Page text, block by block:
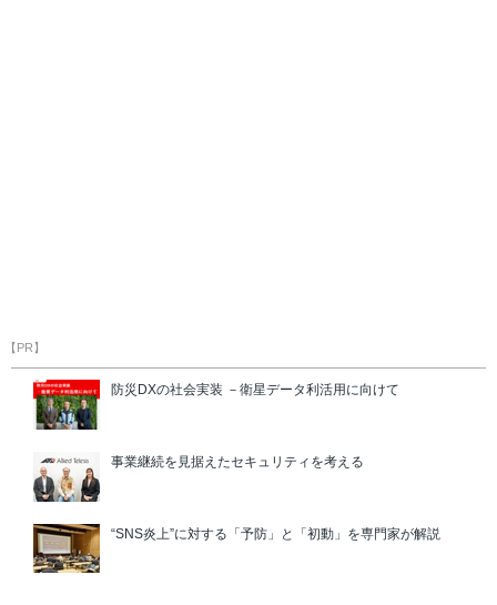
【PR】
防災DXの社会実装 －衛星データ利活用に向けて
事業継続を見据えたセキュリティを考える
“SNS炎上”に対する「予防」と「初動」を専門家が解説